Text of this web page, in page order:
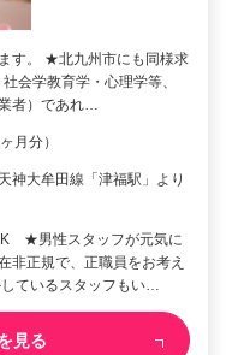
す。 ★北九州市にも同様求
会学教育学・心理学等、
者）であれ…
月分）
神大牟田線「津福駅」より
★男性スタッフが元気に
正規で、正職員をお考え
ているスタッフもい…
見る